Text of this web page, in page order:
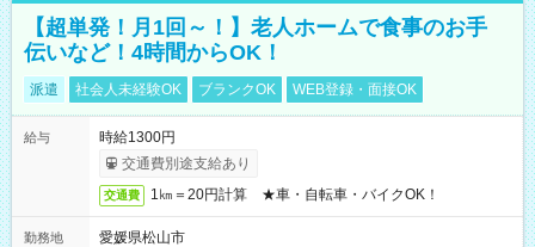
【超単発！月1回～！】老人ホームで食事のお手
伝いなど！4時間からOK！
派遣 社会人未経験OK ブランクOK WEB登録・面接OK
給与
時給1300円
交通費別途支給あり
交通費 1㎞＝20円計算 ★車・自転車・バイクOK！
勤務地
愛媛県松山市